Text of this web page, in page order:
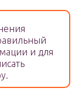
и для